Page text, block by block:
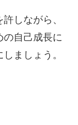
しながら、
の自己成長に
ましょう。